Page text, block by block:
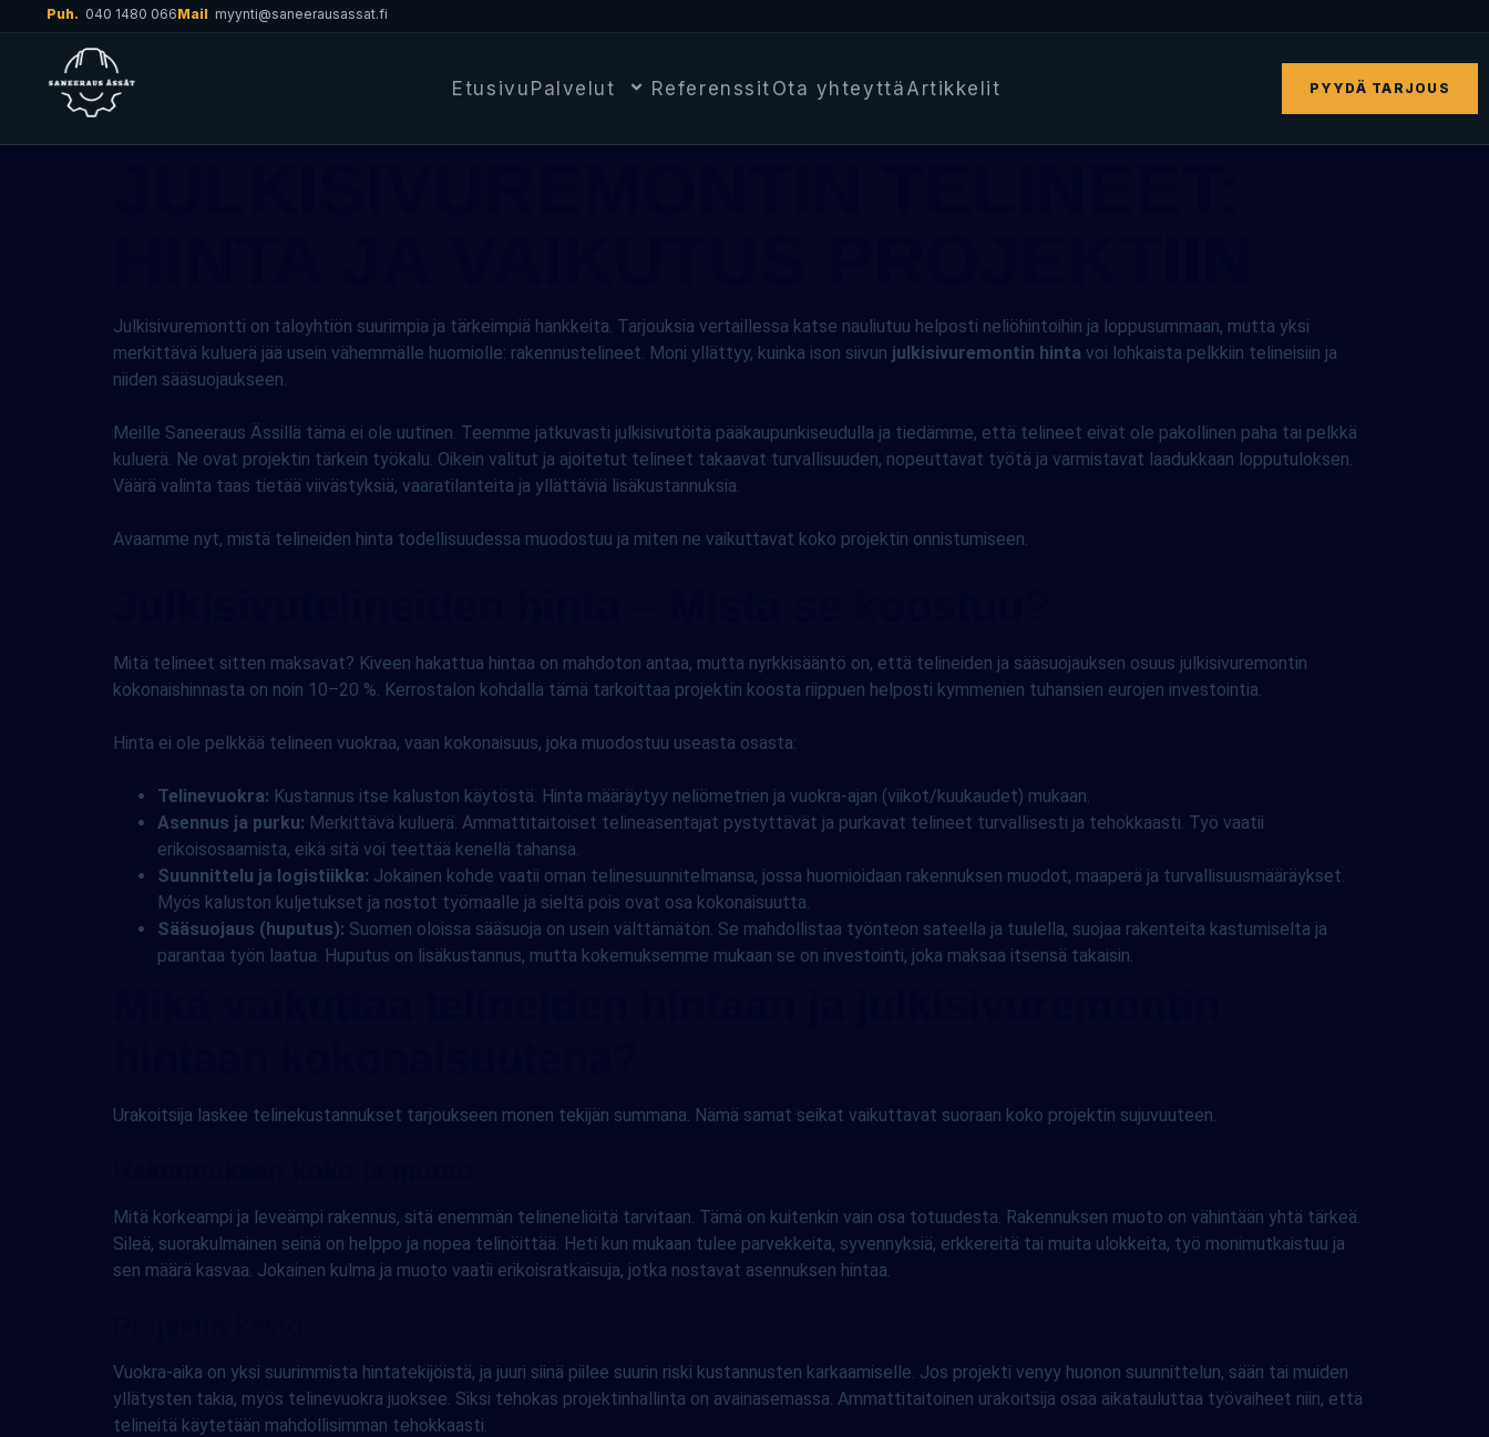
Puh. 040 1480 066Mail myynti@saneerausassat.fi
Etusivu Palvelut Referenssit Ota yhteyttä Artikkelit PYYDÄ TARJOUS
Julkisivuremontti on taloyhtiön suurimpia ja tärkeimpiä hankkeita. Tarjouksia vertaillessa katse nauliutuu helposti neliöhintoihin ja loppusummaan, mutta yksi
merkittävä kuluerä jää usein vähemmälle huomiolle: rakennustelineet. Moni yllättyy, kuinka ison siivun julkisivuremontin hinta voi lohkaista pelkkiin telineisiin ja
niiden sääsuojaukseen.
Meille Saneeraus Ässillä tämä ei ole uutinen. Teemme jatkuvasti julkisivutöitä pääkaupunkiseudulla ja tiedämme, että telineet eivät ole pakollinen paha tai pelkkä
kuluerä. Ne ovat projektin tärkein työkalu. Oikein valitut ja ajoitetut telineet takaavat turvallisuuden, nopeuttavat työtä ja varmistavat laadukkaan lopputuloksen.
Väärä valinta taas tietää viivästyksiä, vaaratilanteita ja yllättäviä lisäkustannuksia.
Avaamme nyt, mistä telineiden hinta todellisuudessa muodostuu ja miten ne vaikuttavat koko projektin onnistumiseen.
Mitä telineet sitten maksavat? Kiveen hakattua hintaa on mahdoton antaa, mutta nyrkkisääntö on, että telineiden ja sääsuojauksen osuus julkisivuremontin
kokonaishinnasta on noin 10–20 %. Kerrostalon kohdalla tämä tarkoittaa projektin koosta riippuen helposti kymmenien tuhansien eurojen investointia.
Hinta ei ole pelkkää telineen vuokraa, vaan kokonaisuus, joka muodostuu useasta osasta:
Telinevuokra: Kustannus itse kaluston käytöstä. Hinta määräytyy neliömetrien ja vuokra-ajan (viikot/kuukaudet) mukaan.
Asennus ja purku: Merkittävä kuluerä. Ammattitaitoiset telineasentajat pystyttävät ja purkavat telineet turvallisesti ja tehokkaasti. Työ vaatii
erikoisosaamista, eikä sitä voi teettää kenellä tahansa.
Suunnittelu ja logistiikka: Jokainen kohde vaatii oman telinesuunnitelmansa, jossa huomioidaan rakennuksen muodot, maaperä ja turvallisuusmääräykset.
Myös kaluston kuljetukset ja nostot työmaalle ja sieltä pois ovat osa kokonaisuutta.
Sääsuojaus (huputus): Suomen oloissa sääsuoja on usein välttämätön. Se mahdollistaa työnteon sateella ja tuulella, suojaa rakenteita kastumiselta ja
parantaa työn laatua. Huputus on lisäkustannus, mutta kokemuksemme mukaan se on investointi, joka maksaa itsensä takaisin.
Urakoitsija laskee telinekustannukset tarjoukseen monen tekijän summana. Nämä samat seikat vaikuttavat suoraan koko projektin sujuvuuteen.
Mitä korkeampi ja leveämpi rakennus, sitä enemmän telineneliöitä tarvitaan. Tämä on kuitenkin vain osa totuudesta. Rakennuksen muoto on vähintään yhtä tärkeä.
Sileä, suorakulmainen seinä on helppo ja nopea telinöittää. Heti kun mukaan tulee parvekkeita, syvennyksiä, erkkereitä tai muita ulokkeita, työ monimutkaistuu ja
sen määrä kasvaa. Jokainen kulma ja muoto vaatii erikoisratkaisuja, jotka nostavat asennuksen hintaa.
Vuokra-aika on yksi suurimmista hintatekijöistä, ja juuri siinä piilee suurin riski kustannusten karkaamiselle. Jos projekti venyy huonon suunnittelun, sään tai muiden
yllätysten takia, myös telinevuokra juoksee. Siksi tehokas projektinhallinta on avainasemassa. Ammattitaitoinen urakoitsija osaa aikatauluttaa työvaiheet niin, että
telineitä käytetään mahdollisimman tehokkaasti.